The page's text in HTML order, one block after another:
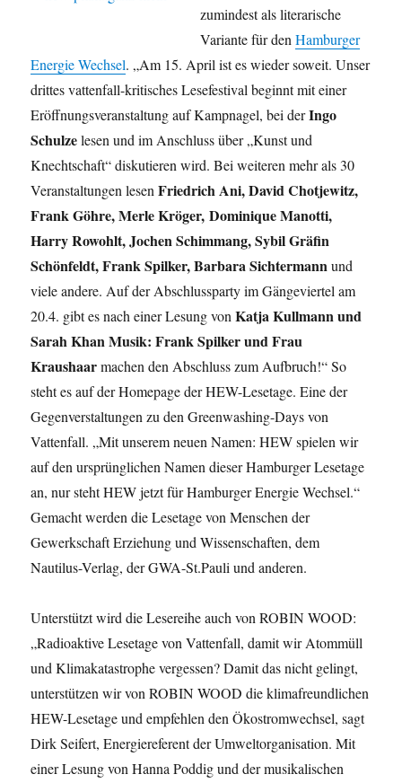
zumindest als literarische
Variante für denHamburger
Energie Wechsel. „Am 15. April ist es wieder soweit. Unser
drittes vattenfall-kritisches Lesefestival beginnt mit einer
Eröffnungsveranstaltung auf Kampnagel, bei derIngo
Schulzelesen und im Anschluss über „Kunst und
Knechtschaft“ diskutieren wird. Bei weiteren mehr als 30
Veranstaltungen lesenFriedrich Ani, David Chotjewitz,
Frank Göhre, Merle Kröger, Dominique Manotti,
Harry Rowohlt, Jochen Schimmang, Sybil Gräfin
Schönfeldt, Frank Spilker, Barbara Sichtermannund
viele andere. Auf der Abschlussparty im Gängeviertel am
20.4. gibt es nach einer Lesung vonKatja Kullmann und
Sarah Khan Musik: Frank Spilker und Frau
Kraushaarmachen den Abschluss zum Aufbruch!“ So
steht es auf der Homepage der HEW-Lesetage. Eine der
Gegenverstaltungen zu den Greenwashing-Days von
Vattenfall. „Mit unserem neuen Namen: HEW spielen wir
auf den ursprünglichen Namen dieser Hamburger Lesetage
an, nur steht HEW jetzt für Hamburger Energie Wechsel.“
Gemacht werden die Lesetage von Menschen der
Gewerkschaft Erziehung und Wissenschaften, dem
Nautilus-Verlag, der GWA-St.Pauli und anderen.
Unterstützt wird die Lesereihe auch von ROBIN WOOD:
„Radioaktive Lesetage von Vattenfall, damit wir Atommüll
und Klimakatastrophe vergessen? Damit das nicht gelingt,
unterstützen wir von ROBIN WOOD die klimafreundlichen
HEW-Lesetage und empfehlen den Ökostromwechsel, sagt
Dirk Seifert, Energiereferent der Umweltorganisation. Mit
einer Lesung von Hanna Poddig und der musikalischen